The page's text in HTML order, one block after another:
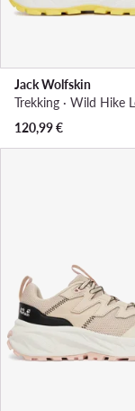
Jack Wolfskin
120,99€